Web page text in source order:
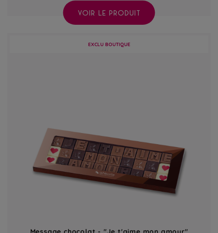
VOIR LE PRODUIT
EXCLU BOUTIQUE
Message chocolat - "Je t'aime mon amour"